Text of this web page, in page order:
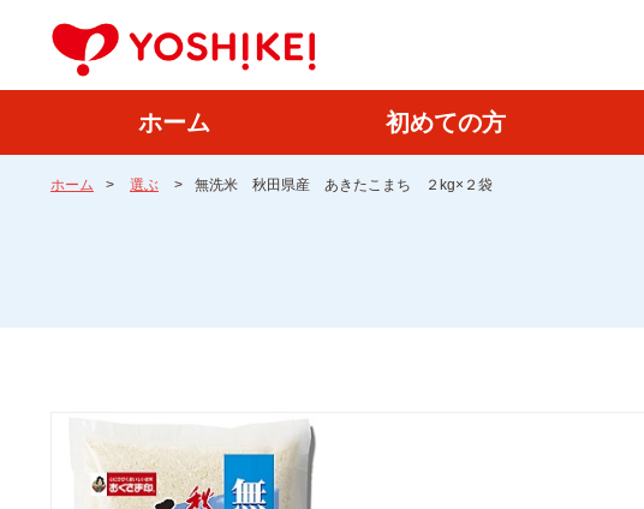
ホーム 初めての方
ホーム > 選ぶ > 無洗米 秋田県産 あきたこまち ２kg×２袋